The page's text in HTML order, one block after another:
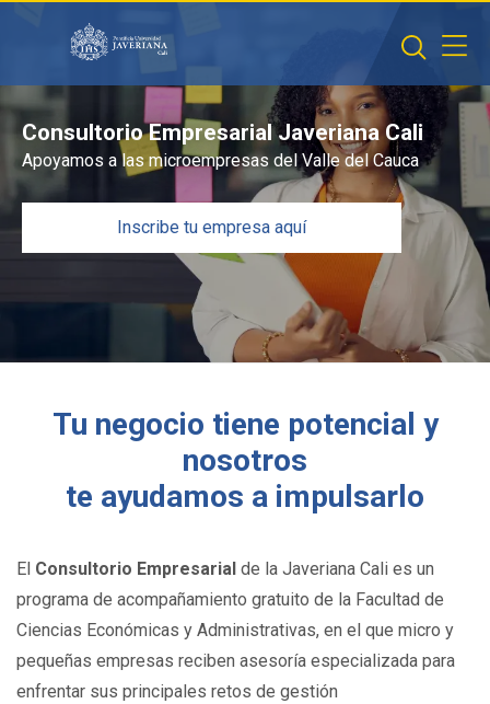
Consultorio Empresarial Javeriana Cali
Apoyamos a las microempresas del Valle del Cauca
Inscribe tu empresa aquí
Tu negocio tiene potencial y
nosotros
te ayudamos a impulsarlo
El Consultorio Empresarial de la Javeriana Cali es un
programa de acompañamiento gratuito de la Facultad de
Ciencias Económicas y Administrativas, en el que micro y
pequeñas empresas reciben asesoría especializada para
enfrentar sus principales retos de gestión